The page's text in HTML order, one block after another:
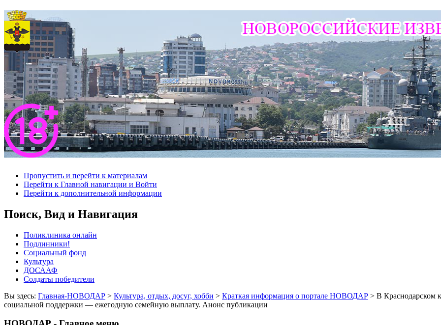
Пропустить и перейти к материалам
Перейти к Главной навигации и Войти
Перейти к дополнительной информации
Поиск, Вид и Навигация
Поликлиника онлайн
Подлинники!
Социальный фонд
Культура
ДОСААФ
Солдаты победители
Вы здесь: Главная-НОВОДАР > Культура, отдых, досуг, хобби > Краткая информация о портале НОВОДАР > В Краснодарском
социальной поддержки — ежегодную семейную выплату. Анонс публикации